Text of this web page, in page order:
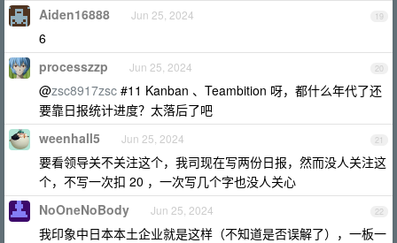
19
Aiden16888 Jun 25, 2024
6
20
processzzp Jun 25, 2024
@zsc8917zsc #11 Kanban 、Teambition 呀，都什么年代了还
要靠日报统计进度？太落后了吧
21
weenhall5 Jun 25, 2024
要看领导关不关注这个，我司现在写两份日报，然而没人关注这
个，不写一次扣 20 ，一次写几个字也没人关心
22
NoOneNoBody Jun 25, 2024
我印象中日本本土企业就是这样（不知道是否误解了），一板一